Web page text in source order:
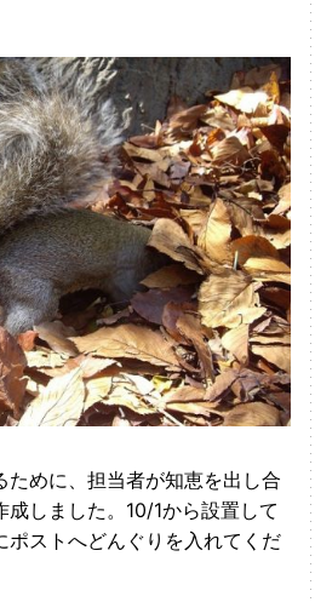
ために、担当者が知恵を出し合
しました。10/1から設置して
ポストへどんぐりを入れてくだ